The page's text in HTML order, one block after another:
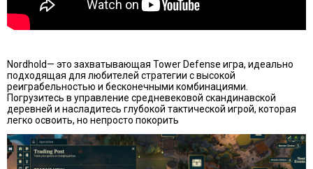
Nordhold— это захватывающая Tower Defense игра, идеально
подходящая для любителей стратегии с высокой
реиграбельностью и бесконечными комбинациями.
Погрузитесь в управление средневековой скандинавской
деревней и насладитесь глубокой тактической игрой, которая
легко освоить, но непросто покорить